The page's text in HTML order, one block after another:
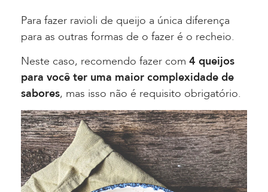
Para fazer ravioli de queijo a única diferença
para as outras formas de o fazer é o recheio.
Neste caso, recomendo fazer com 4 queijos
para você ter uma maior complexidade de
sabores, mas isso não é requisito obrigatório.